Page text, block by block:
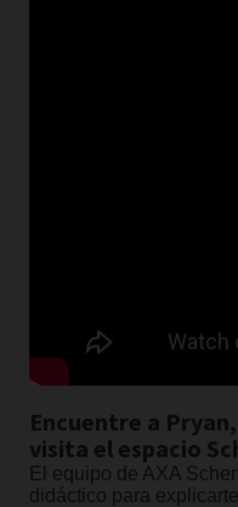
Encuentre a
visita el espacio
El equipo de AXA
didáctico para